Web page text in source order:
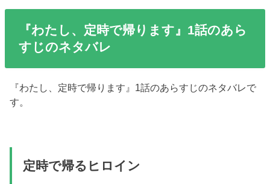
『わたし、定時で帰ります』1話のあら
すじのネタバレ
『わたし、定時で帰ります』1話のあらすじのネタバレで
す。
定時で帰るヒロイン